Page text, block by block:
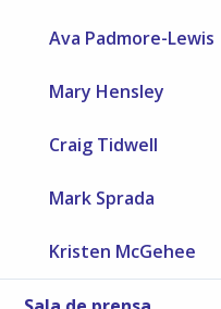
Ava Padmore-Lewis
Mary Hensley
Craig Tidwell
Mark Sprada
Kristen McGehee